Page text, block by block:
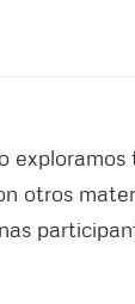
otros